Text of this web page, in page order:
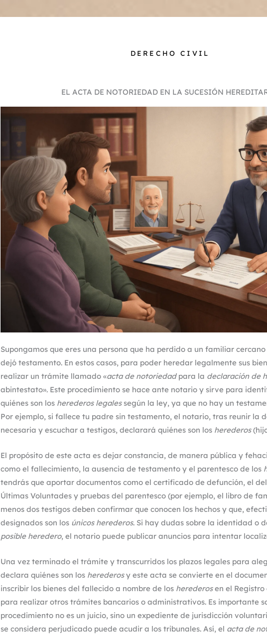
DERECHO CIVIL
EL ACTA DE NOTORIEDAD EN LA SUCESIÓN
Supongamos que eres una persona que ha perdido a un familiar
dejó testamento. En estos casos, para poder heredar legalmente sus
realizar un trámite llamado «acta de notoriedadpara la declaración de
abintestato». Este procedimiento se hace ante notario y sirve para
quiénes son los herederos legalessegún la ley, ya que no hay un
Por ejemplo, si fallece tu padre sin testamento, el notario, tras reunir la
necesaria y escuchar a testigos, declarará quiénes son los herederos
El propósito de este acta es dejar constancia, de manera pública y
como el fallecimiento, la ausencia de testamento y el parentesco de los
tendrás que aportar documentos como el certificado de defunción, el
Últimas Voluntades y pruebas del parentesco (por ejemplo, el libro de
menos dos testigos deben confirmar que conocen los hechos y que,
designados son los únicos herederos. Si hay dudas sobre la identidad o
posible heredero, el notario puede publicar anuncios para intentar
Una vez terminado el trámite y transcurridos los plazos legales para
declara quiénes son los herederosy este acta se convierte en el
inscribir los bienes del fallecido a nombre de los herederosen el Registro
para realizar otros trámites bancarios o administrativos. Es importante
procedimiento no es un juicio, sino un expediente de jurisdicción
se considera perjudicado puede acudir a los tribunales. Así, el acta de